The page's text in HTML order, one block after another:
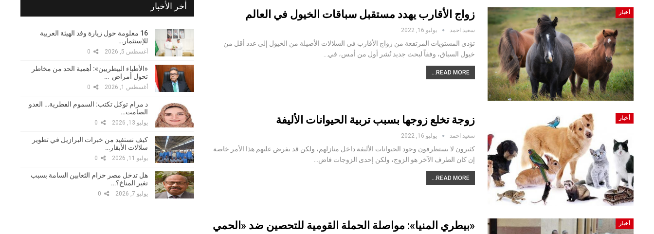
أخبار زواج الأقارب يهدد مستقبل سباقات الخيول في العالم
سعيد احمد يوليو 16, 2022
تؤدي المستويات المرتفعة من زواج الأقارب في السلالات الأصيلة من الخيول إلى عدد أقل من
خيول السباق، وفقاً لبحث جديد نُشر أول من أمس، في…
READ MORE...
أخبار زوجة تخلع زوجها بسبب تربية الحيوانات الأليفة
سعيد احمد يوليو 16, 2022
كثيرون لا يستظرفون وجود الحيوانات الأليفة داخل منازلهم، ولكن قد يفرض عليهم هذا الأمر خاصة
إن كان الطرف الآخر هو الزوج، ولكن إحدى الزوجات فاض…
READ MORE...
أخبار
«بيطري المنيا»: مواصلة الحملة القومية للتحصين ضد «الحمي
أخر الأخبار
16 معلومة حول زيارة وفد الهيئة العربية
للإستثمار…
أغسطس 5, 2026
«الأطباء البيطريين»: أهمية الحد من مخاطر
تحول أمراض …
أغسطس 1, 2026
د مرام توكل تكتب: السموم الفطرية… العدو
الصامت…
يوليو 13, 2026
كيف نستفيد من خبرات البرازيل في تطوير
سلالات الأبقار…
يوليو 11, 2026
هل تدخل مصر حزام الثعابين السامة بسبب
تغير المناخ؟…
يوليو 7, 2026